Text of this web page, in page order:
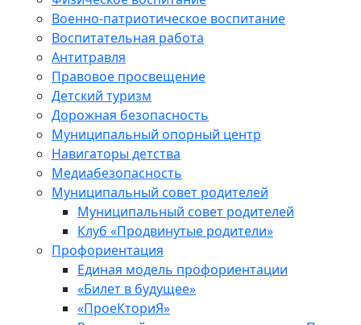
Военно-патриотическое воспитание
Воспитательная работа
Антитравля
Правовое просвещение
Детский туризм
Дорожная безопасность
Муниципальный опорный центр
Навигаторы детства
Медиабезопасность
Мyниципальный совет родителей
Муниципальный совет родителей
Клуб «Продвинутые родители»
Профориентация
Единая модель профориентации
«Билет в будущее»
«ПроеКториЯ»